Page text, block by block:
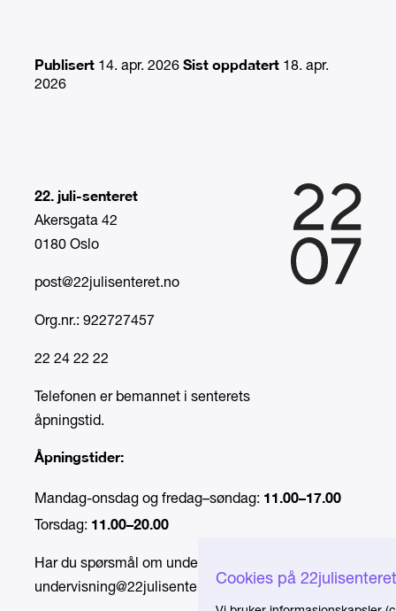
Cookies på
Publisert 14. apr. 2026 Sist oppdatert 18. apr.
2026
22. juli-senteret
Akersgata 42
0180 Oslo
post@22julisenteret.no
Org.nr.: 922727457
22 24 22 22
Telefonen er bemannet i senterets
åpningstid.
Åpningstider:
Mandag-onsdag og fredag–søndag: 11.00–17.00
Torsdag: 11.00–20.00
Har du spørsmål om undervisning, send e-post til
undervisning@22julisenteret.no